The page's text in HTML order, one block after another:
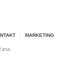
MARKETING